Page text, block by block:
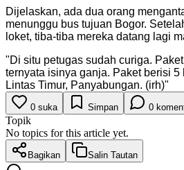
Dijelaskan, ada dua orang
menunggu bus tujuan Bogor.
loket, tiba-tiba mereka datang lagi
"Di situ petugas sudah curiga.
ternyata isinya ganja. Paket berisi 5
Lintas Timur, Panyabungan. (irh)"
0 suka Simpan 0
Topik
No topics for this article yet.
Bagikan Salin Tautan